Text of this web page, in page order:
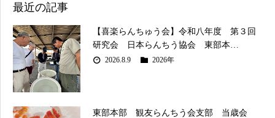
最近の記事
【喜楽らんちゅう会】令和八年度 第３回
研究会 日本らんちう協会 東部本…
2026.8.9 2026年
東部本部 観友らんちう会支部 当歳会